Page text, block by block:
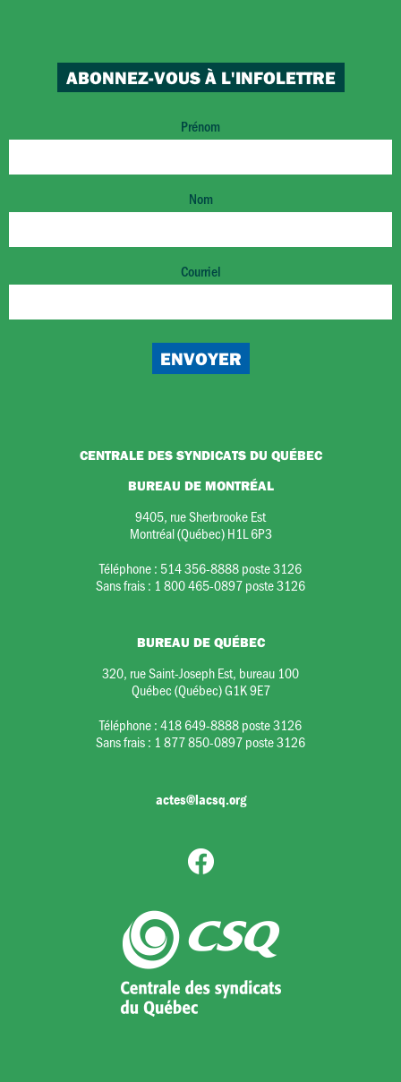
ABONNEZ-VOUS À L'INFOLETTRE
Prénom
Nom
Courriel
CENTRALE DES SYNDICATS DU QUÉBEC
BUREAU DE MONTRÉAL
9405, rue Sherbrooke Est
Montréal (Québec) H1L 6P3
Téléphone : 514 356-8888 poste 3126
Sans frais : 1 800 465-0897 poste 3126
BUREAU DE QUÉBEC
320, rue Saint-Joseph Est, bureau 100
Québec (Québec) G1K 9E7
Téléphone :418 649-8888 poste 3126
Sans frais : 1 877 850-0897 poste 3126
actes@lacsq.org